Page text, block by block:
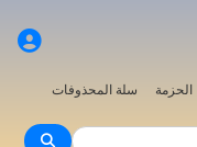
الحزمة
سلة المحذوفات